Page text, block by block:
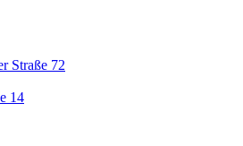
Straße 72
14